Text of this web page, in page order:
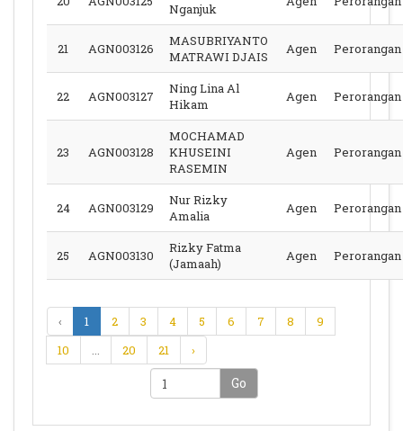
Nganjuk
21 AGN003126
MASUBRIYANTO
MATRAWI DJAIS
Agen Perorangan
22 AGN003127
Ning Lina Al
Hikam
Agen Perorangan
23 AGN003128
MOCHAMAD
KHUSEINI
RASEMIN
Agen Perorangan
24 AGN003129
Nur Rizky
Amalia
Agen Perorangan
25 AGN003130
Rizky Fatma
(Jamaah)
Agen Perorangan
‹ 1 2 3 4 5 6 7 8
9
10
... 20 21 ›
Go